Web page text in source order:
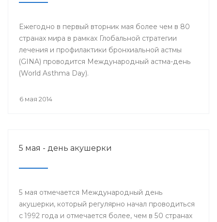
Ежегодно в первый вторник мая более чем в 80
странах мира в рамках Глобальной стратегии
лечения и профилактики бронхиальной астмы
(GINA) проводится Международный астма-день
(World Asthma Day).
6 мая 2014
5 мая - день акушерки
5 мая отмечается Международный день
акушерки, который регулярно начал проводиться
с 1992 года и отмечается более, чем в 50 странах